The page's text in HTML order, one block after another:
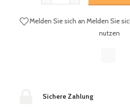
Melden Sie sich an Melden Sie
nutzen
Sichere Zahlung